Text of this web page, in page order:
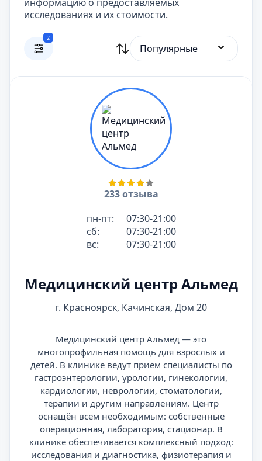
исследованиях и их стоимости.
2
Популярные
233 отзыва
пн-пт:
07:30-21:00
сб:
07:30-21:00
вс:
07:30-21:00
Медицинский центр Альмед
г. Красноярск, Качинская, Дом 20
Медицинский центр Альмед — это
многопрофильная помощь для взрослых и
детей. В клинике ведут приём специалисты по
гастроэнтерологии, урологии, гинекологии,
кардиологии, неврологии, стоматологии,
терапии и другим направлениям. Центр
оснащён всем необходимым: собственные
операционная, лаборатория, стационар. В
клинике обеспечивается комплексный подход:
исследования и диагностика, физиотерапия и